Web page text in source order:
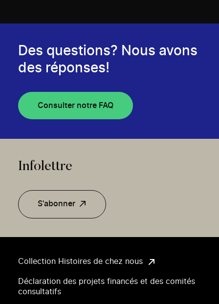
Collection Histoires de chez nous
Déclaration des projets financés et des comités
consultatifs
Des questions? Nous avons
des réponses!
Consulter notre FAQ
Infolettre
S'abonner